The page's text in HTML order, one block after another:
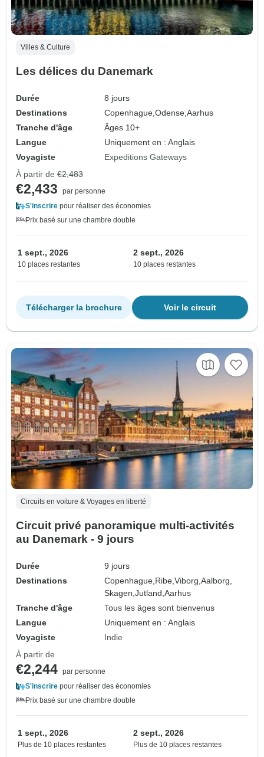
Villes & Culture
Les délices du Danemark
Durée
8 jours
Destinations
Copenhague,Odense,Aarhus
Tranche d'âge
Âges 10+
Langue
Uniquement en : Anglais
Voyagiste
Expeditions Gateways
À partir de €2,483
€2,433
par personne
S'inscrire pour réaliser des économies
Prix basé sur une chambre double
1 sept., 2026
10 places restantes
2 sept., 2026
10 places restantes
Voir le circuit
Télécharger la brochure
Circuits en voiture & Voyages en liberté
Circuit privé panoramique multi-activités
au Danemark - 9 jours
Durée
9 jours
Destinations
Copenhague, Ribe,Viborg,Aalborg,
Skagen,Jutland,Aarhus
Tranche d'âge
Tous les âges sont bienvenus
Langue
Uniquement en : Anglais
Voyagiste
Indie
À partir de
€2,244 par personne
S'inscrire pour réaliser des économies
Prix basé sur une chambre double
1 sept., 2026
Plus de 10 places restantes
2 sept., 2026
Plus de 10 places restantes